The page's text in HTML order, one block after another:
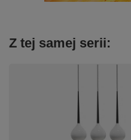
Z tej samej serii: